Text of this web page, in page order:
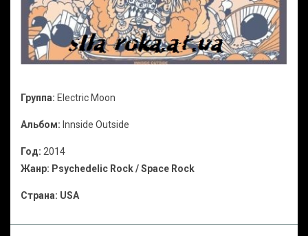
Группа: Electric Moon
Альбом: Innside Outside
Год: 2014
Жанр: Psychedelic Rock / Space Rock
Страна: USA